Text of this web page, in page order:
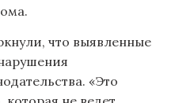
что выявленные
«Это